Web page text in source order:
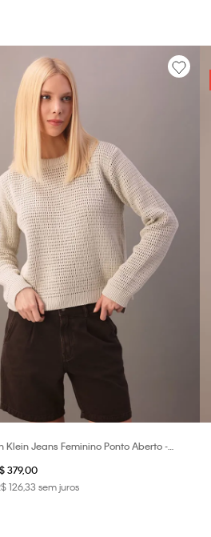
Klein Jeans Feminino Ponto Aberto -
379,00
12633 sem juros